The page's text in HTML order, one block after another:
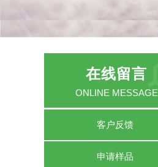
在线留言
ONLINE MESSAGE
产品目录
PRODUCT CATALOG
客户反馈
申请样品